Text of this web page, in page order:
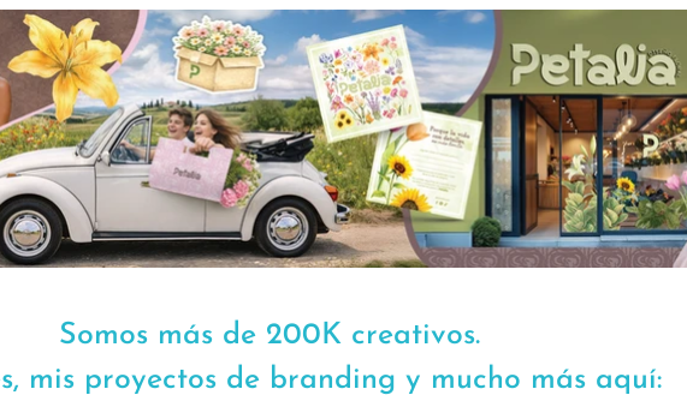
Somos más de 200K creativos.
mis proyectos de branding y mucho más aquí: